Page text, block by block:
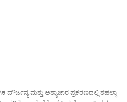
ಮತ್ತು ಅತ್ಯಾಚಾರ ಪ್ರಕರಣದಲ್ಲಿ ತಹಲ್ಕಾ